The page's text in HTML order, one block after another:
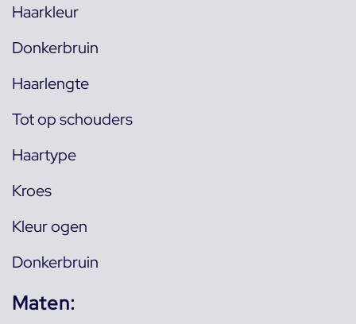
Haarkleur
Donkerbruin
Haarlengte
Tot op schouders
Haartype
Kroes
Kleur ogen
Donkerbruin
Maten: